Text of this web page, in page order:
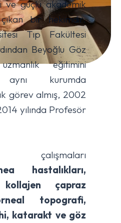
ve güçlü akademik
bir hekimdir.
Tıp Fakültesi
Beyoğlu Göz
eğitimini
aynı kurumda
görev almış, 2002
yılında Profesör
hastalıkları,
kollajen çapraz
topografi,
katarakt ve göz